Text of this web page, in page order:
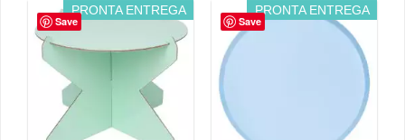
Save
PRONTA ENTREGA
Save
PRONTA ENTREGA